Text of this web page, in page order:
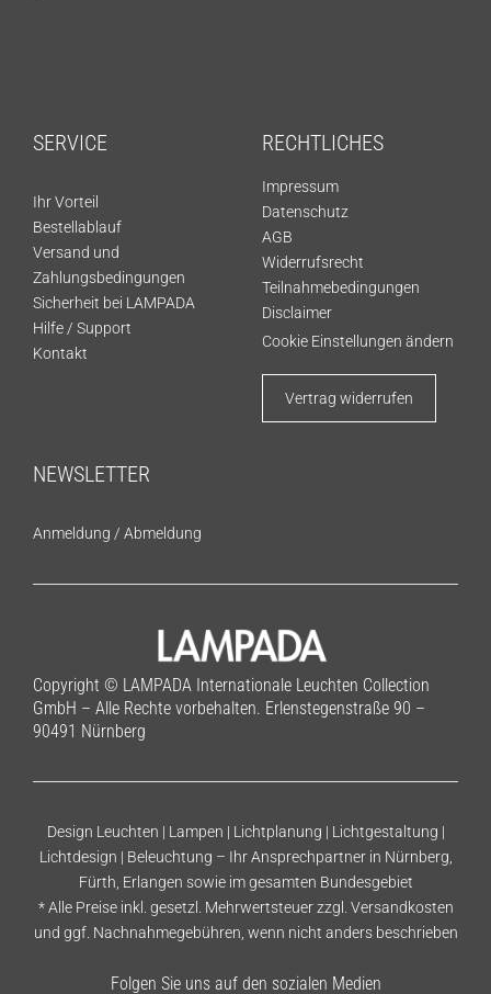
SERVICE
Ihr Vorteil
Bestellablauf
Versand und
Zahlungsbedingungen
Sicherheit bei LAMPADA
Hilfe / Support
Kontakt
RECHTLICHES
Impressum
Datenschutz
AGB
Widerrufsrecht
Teilnahmebedingungen
Disclaimer
Cookie Einstellungen ändern
Vertrag widerrufen
NEWSLETTER
Anmeldung / Abmeldung
Copyright © LAMPADA Internationale Leuchten Collection
GmbH – Alle Rechte vorbehalten. Erlenstegenstraße 90 –
90491 Nürnberg
Design Leuchten | Lampen | Lichtplanung | Lichtgestaltung |
Lichtdesign | Beleuchtung – Ihr Ansprechpartner in Nürnberg,
Fürth, Erlangen sowie im gesamten Bundesgebiet
* Alle Preise inkl. gesetzl. Mehrwertsteuer zzgl. Versandkosten
und ggf. Nachnahmegebühren, wenn nicht anders beschrieben
Folgen Sie uns auf den sozialen Medien